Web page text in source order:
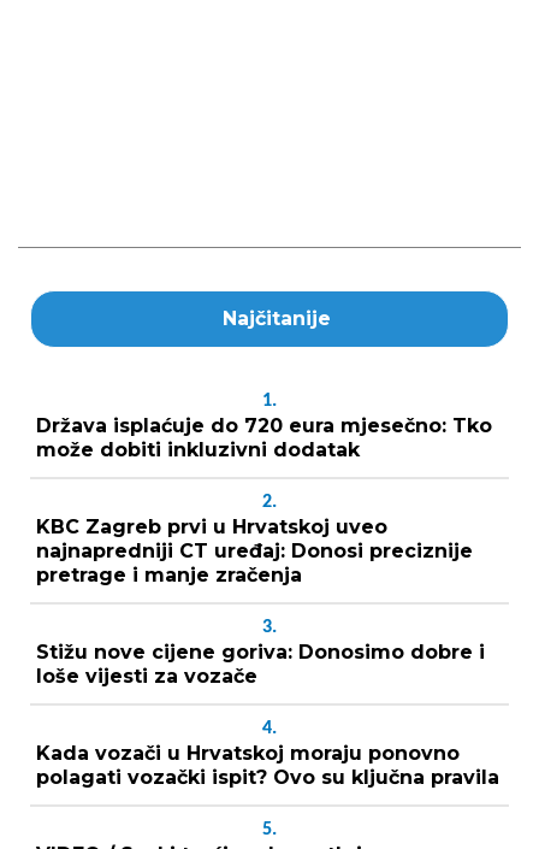
Najčitanije
1.
Država isplaćuje do 720 eura mjesečno: Tko
može dobiti inkluzivni dodatak
2.
KBC Zagreb prvi u Hrvatskoj uveo
najnapredniji CT uređaj: Donosi preciznije
pretrage i manje zračenja
3.
Stižu nove cijene goriva: Donosimo dobre i
loše vijesti za vozače
4.
Kada vozači u Hrvatskoj moraju ponovno
polagati vozački ispit? Ovo su ključna pravila
5.